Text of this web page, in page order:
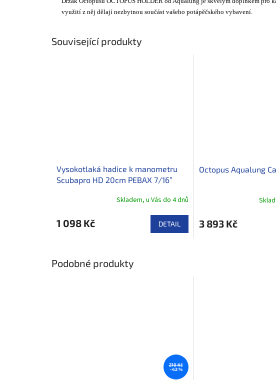
využití z něj dělají nezbytnou součást vašeho potápěčského vybavení.
Související produkty
Vysokotlaká hadice k manometru
Scubapro HD 20cm PEBAX 7/16”
Skladem, u Vás do 4 dnů
1 098 Kč DETAIL
Octopus Aqualung
3 893 Kč
Podobné produkty
210 Kč
–42 %